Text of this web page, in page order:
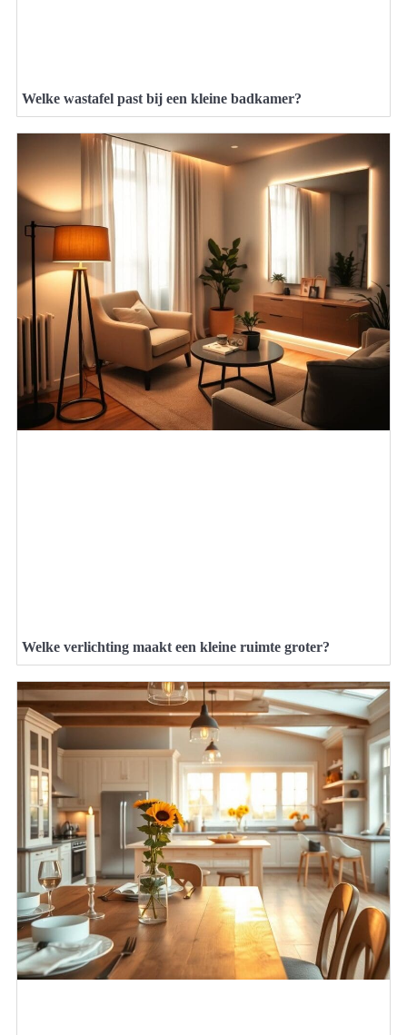
Welke wastafel past bij een kleine badkamer?
Welke verlichting maakt een kleine ruimte groter?